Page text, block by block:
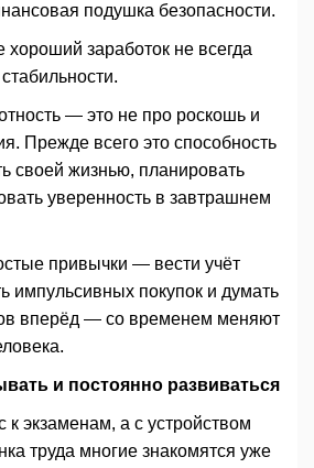
подушка безопасности.
хороший заработок не всегда
— это не про роскошь и
Прежде всего это способность
своей жизнью, планировать
уверенность в завтрашнем
привычки — вести учёт
импульсивных покупок и думать
вперёд — со временем меняют
и постоянно развиваться
к экзаменам, а с устройством
труда многие знакомятся уже